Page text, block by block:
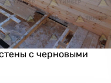
с черновыми